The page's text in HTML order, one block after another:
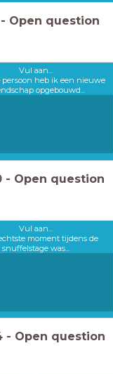
- Open question
Vul aan...
persoon heb ik een nieuwe
opgebouwd...
- Open question
Vul aan...
moment tijdens de
snuffelstage was...
- Open question